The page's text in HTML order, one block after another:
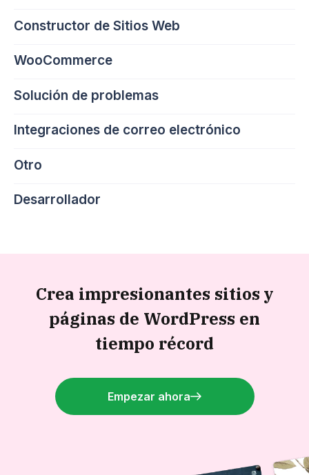
Constructor de Sitios Web
WooCommerce
Solución de problemas
Integraciones de correo electrónico
Otro
Desarrollador
Crea impresionantes sitios y
páginas de WordPress en
tiempo récord
Empezar ahora